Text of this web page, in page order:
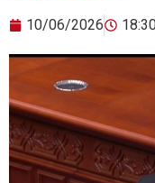
10/06/2026